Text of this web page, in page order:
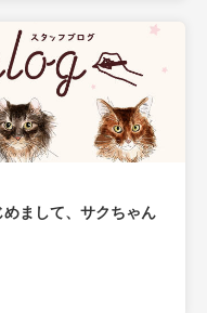
まして、サクちゃん